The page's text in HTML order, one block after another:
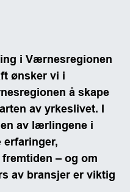
i Værnesregionen
ønsker vi i
å skape
av yrkeslivet. I
av lærlingene i
erfaringer,
– og om
av bransjer er viktig